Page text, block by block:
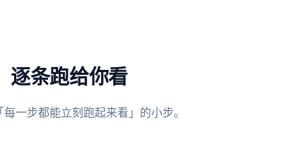
逐条跑给你看
一步都能立刻跑起来看」的小步。